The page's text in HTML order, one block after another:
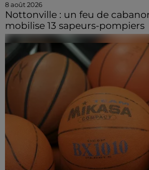
8 août 2026
Nottonville : un feu de
mobilise 13 sapeurs-pompiers